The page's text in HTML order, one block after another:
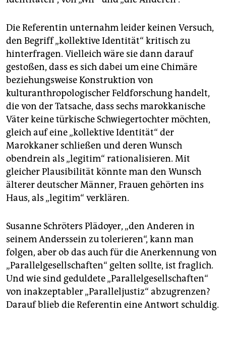
Die Referentin unternahm leider keinen Versuch,
den Begriff „kollektive Identität“ kritisch zu
hinterfragen. Vielleich wäre sie dann darauf
gestoßen, dass es sich dabei um eine Chimäre
beziehungsweise Konstruktion von
kulturanthropologischer Feldforschung handelt,
die von der Tatsache, dass sechs marokkanische
Väter keine türkische Schwiegertochter möchten,
gleich auf eine „kollektive Identität“ der
Marokkaner schließen und deren Wunsch
obendrein als „legitim“ rationalisieren. Mit
gleicher Plausibilität könnte man den Wunsch
älterer deutscher Männer, Frauen gehörten ins
Haus, als „legitim“ verklären.
Susanne Schröters Plädoyer, „den Anderen in
seinem Anderssein zu tolerieren“, kann man
folgen, aber ob das auch für die Anerkennung von
„Parallelgesellschaften“ gelten sollte, ist fraglich.
Und wie sind geduldete „Parallelgesellschaften“
von inakzeptabler „Paralleljustiz“ abzugrenzen?
Darauf blieb die Referentin eine Antwort schuldig.